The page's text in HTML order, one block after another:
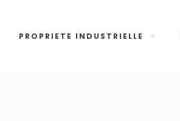
PROPRIETE INDUSTRIELLE